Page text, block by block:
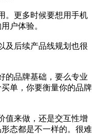
。更多时候要想用手机
户体验。
及后续产品线规划也很
的品牌基础，要么专业
单，你要衡量你的品牌
值来做，还是交互性增
态都是不一样的。很难